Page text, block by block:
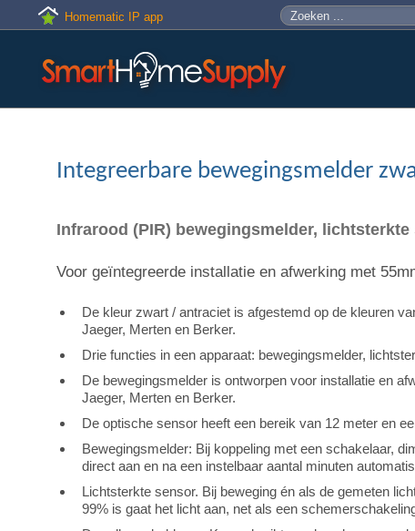
Skip to main content
Homematic IP app Zoekveld
Zoeken
Integreerbare bewegingsmelder
Infrarood (PIR) bewegingsmelder,
Voor geïntegreerde installatie en afwerking met
De kleur zwart / antraciet is afgestemd op de kleuren
Jaeger, Merten en Berker.
Drie functies in een apparaat: bewegingsmelder,
De bewegingsmelder is ontworpen voor installatie en
Jaeger, Merten en Berker.
De optische sensor heeft een bereik van 12 meter en
Bewegingsmelder: Bij koppeling met een schakelaar,
direct aan en na een instelbaar aantal minuten
Lichtsterkte sensor. Bij beweging én als de gemeten
99% is gaat het licht aan, net als een